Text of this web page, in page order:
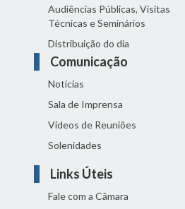
Audiências Públicas, Visitas
Técnicas e Seminários
Distribuição do dia
Comunicação
Notícias
Sala de Imprensa
Vídeos de Reuniões
Solenidades
Links Úteis
Fale com a Câmara